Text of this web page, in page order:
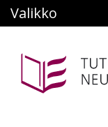
Main
Valikko